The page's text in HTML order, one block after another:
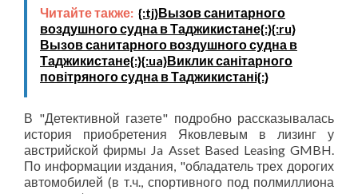
Читайте также: {:tj}Вызов санитарного
воздушного судна в Таджикистане{:}{:ru}
Вызов санитарного воздушного судна в
Таджикистане{:}{:ua}Виклик санітарного
повітряного судна в Таджикистані{:}
В "Детективной газете" подробно рассказывалась
история приобретения Яковлевым в лизинг у
австрийской фирмы Ja Asset Based Leasing GMBH.
По информации издания, "обладатель трех дорогих
автомобилей (в т.ч., спортивного под полмиллиона